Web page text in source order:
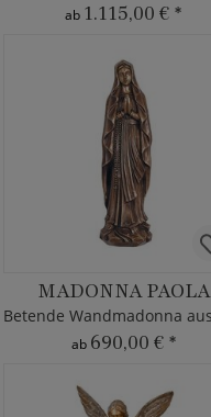
ab 1.115,00 € *
MADONNA PAOLA
ab 690,00 € *